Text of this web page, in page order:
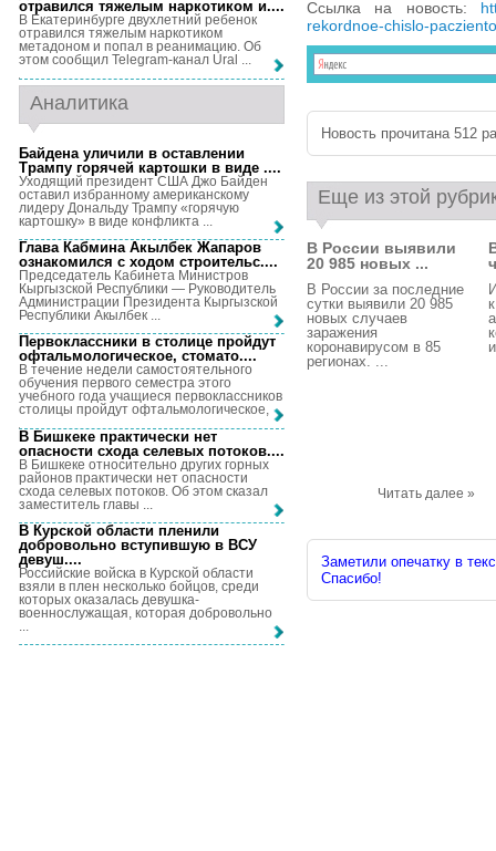
Ссылка на новость:
rekordnoe-chislo-
Новость прочитана 512
Еще из этой
В России выявили
20 985 новых ...
В России за последние
сутки выявили 20 985
новых случаев
заражения
коронавирусом в 85
регионах. ...
Читать далее »
Заметили опечатку в
Спасибо!
отравился тяжелым наркотиком и....
В Екатеринбурге двухлетний ребенок
отравился тяжелым наркотиком
метадоном и попал в реанимацию. Об
этом сообщил Telegram-канал Ural ...
Аналитика
Байдена уличили в оставлении
Трампу горячей картошки в виде ....
Уходящий президент США Джо Байден
оставил избранному американскому
лидеру Дональду Трампу «горячую
картошку» в виде конфликта ...
Глава Кабмина Акылбек Жапаров
ознакомился с ходом строительс....
Председатель Кабинета Министров
Кыргызской Республики — Руководитель
Администрации Президента Кыргызской
Республики Акылбек ...
Первоклассники в столице пройдут
офтальмологическое, стомато....
В течение недели самостоятельного
обучения первого семестра этого
учебного года учащиеся первоклассников
столицы пройдут офтальмологическое, ...
В Бишкеке практически нет
опасности схода селевых потоков....
В Бишкеке относительно других горных
районов практически нет опасности
схода селевых потоков. Об этом сказал
заместитель главы ...
В Курской области пленили
добровольно вступившую в ВСУ
девуш....
Российские войска в Курской области
взяли в плен несколько бойцов, среди
которых оказалась девушка-
военнослужащая, которая добровольно
...